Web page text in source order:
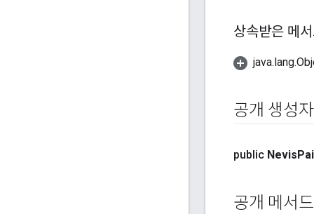
상속받은 메
공개 생성자
public Nevis
공개 메서드